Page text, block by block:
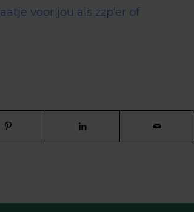
voor jou als zzp’er of